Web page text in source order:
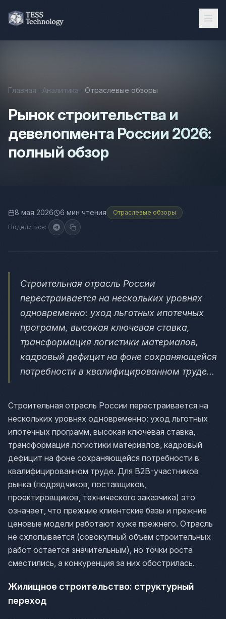
Главная Аналитика Отраслевые обзоры
Рынок строительства и
девелопмента России 2026:
полный обзор
8 мая 2026 6 мин чтения
Отраслевые обзоры
Поделиться:
Строительная отрасль России
перестраивается на нескольких уровнях
одновременно: уход льготных ипотечных
программ, высокая ключевая ставка,
трансформация логистики материалов,
кадровый дефицит на фоне сохраняющейся
потребности в квалифицированном труде...
Строительная отрасль России перестраивается на
нескольких уровнях одновременно: уход льготных
ипотечных программ, высокая ключевая ставка,
трансформация логистики материалов, кадровый
дефицит на фоне сохраняющейся потребности в
квалифицированном труде. Для B2B-участников
рынка (подрядчиков, поставщиков,
проектировщиков, технического заказчика) это
означает, что прежние клиентские базы и прежние
ценовые модели работают хуже прежнего. Отрасль
не схлопывается (совокупный объем строительных
работ остается значительным), но точки роста
сместились, а конкуренция за них обострилась.
Жилищное строительство: структурный
переход